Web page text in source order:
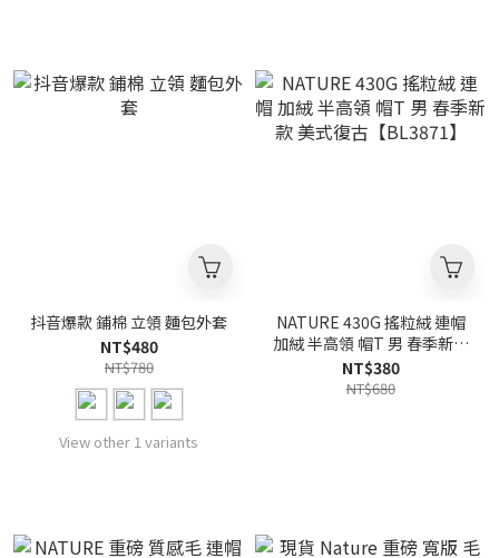
抖音爆款 鋪棉 立領 麵包外套
NT$480
NT$780
View other 1 variants
NATURE 430G 搖粒絨 連帽
加絨 半高領 帽T 男 春季新款
美式復古【BL3871】
NT$380
NT$680